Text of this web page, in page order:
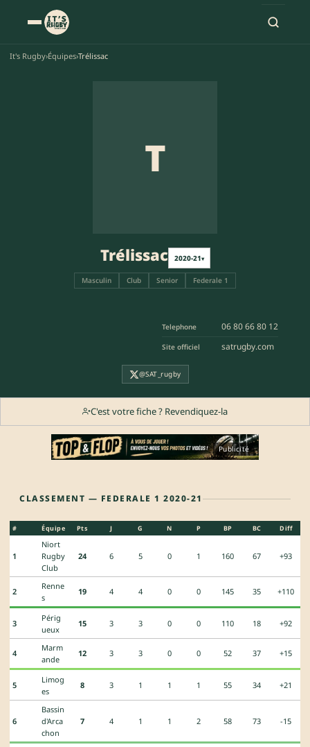
It's Rugby›Équipes›Trélissac
T
Trélissac 2020-21▾
Masculin Club Senior Federale 1
Telephone 06 80 66 80 12
Site officiel satrugby.com
@SAT_rugby
C'est votre fiche ? Revendiquez-la
Publicité
CLASSEMENT — FEDERALE 1 2020-21
# Équipe Pts J G N P BP BC Diff
1
Niort
Rugby
Club
24 6 5 0 1 160 67 +93
2
Renne
s
19 4 4 0 0 145 35 +110
3
Périg
ueux
15 3 3 0 0 110 18 +92
4
Marm
ande
12 3 3 0 0 52 37 +15
5
Limog
es
8 3 1 1 1 55 34 +21
6
Bassin
d'Arca
chon
7 4 1 1 2 58 73 -15